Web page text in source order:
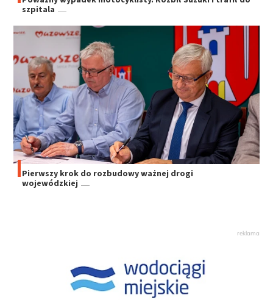
szpitala
Pierwszy krok do rozbudowy ważnej drogi
wojewódzkiej